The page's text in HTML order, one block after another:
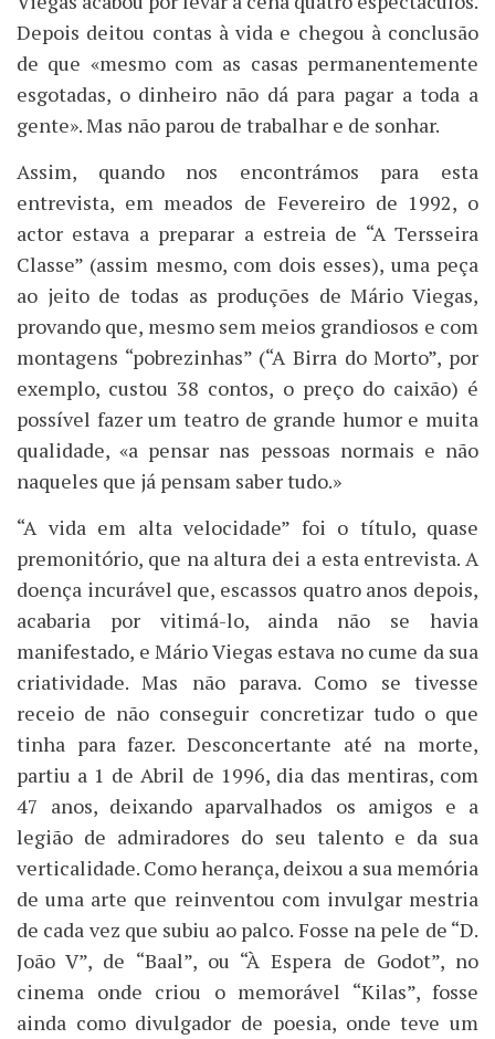
Depois deitou contas à vida e chegou à conclusão
de que «mesmo com as casas permanentemente
esgotadas, o dinheiro não dá para pagar a toda a
gente». Mas não parou de trabalhar e de sonhar.
Assim, quando nos encontrámos para esta
entrevista, em meados de Fevereiro de 1992, o
actor estava a preparar a estreia de “A Tersseira
Classe” (assim mesmo, com dois esses), uma peça
ao jeito de todas as produções de Mário Viegas,
provando que, mesmo sem meios grandiosos e com
montagens “pobrezinhas” (“A Birra do Morto”, por
exemplo, custou 38 contos, o preço do caixão) é
possível fazer um teatro de grande humor e muita
qualidade, «a pensar nas pessoas normais e não
naqueles que já pensam saber tudo.»
“A vida em alta velocidade” foi o título, quase
premonitório, que na altura dei a esta entrevista. A
doença incurável que, escassos quatro anos depois,
acabaria por vitimá-lo, ainda não se havia
manifestado, e Mário Viegas estava no cume da sua
criatividade. Mas não parava. Como se tivesse
receio de não conseguir concretizar tudo o que
tinha para fazer. Desconcertante até na morte,
partiu a 1 de Abril de 1996, dia das mentiras, com
47 anos, deixando aparvalhados os amigos e a
legião de admiradores do seu talento e da sua
verticalidade. Como herança, deixou a sua memória
de uma arte que reinventou com invulgar mestria
de cada vez que subiu ao palco. Fosse na pele de “D.
João V”, de “Baal”, ou “À Espera de Godot”, no
cinema onde criou o memorável “Kilas”, fosse
ainda como divulgador de poesia, onde teve um